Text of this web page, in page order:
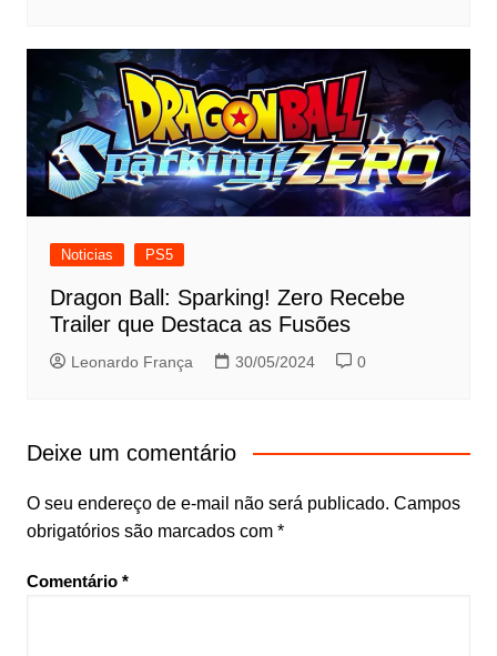
Noticias PS5
Dragon Ball: Sparking! Zero Recebe
Trailer que Destaca as Fusões
Leonardo França 30/05/2024 0
Deixe um comentário
O seu endereço de e-mail não será publicado. Campos
obrigatórios são marcados com *
Comentário *